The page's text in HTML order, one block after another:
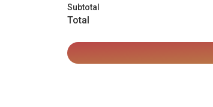
Subtotal
Total